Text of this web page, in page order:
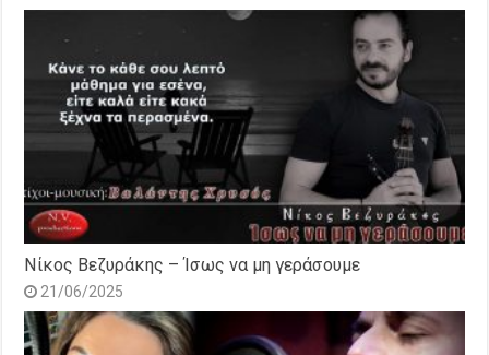
Νίκος Βεζυράκης – Ίσως να μη γεράσουμε
21/06/2025